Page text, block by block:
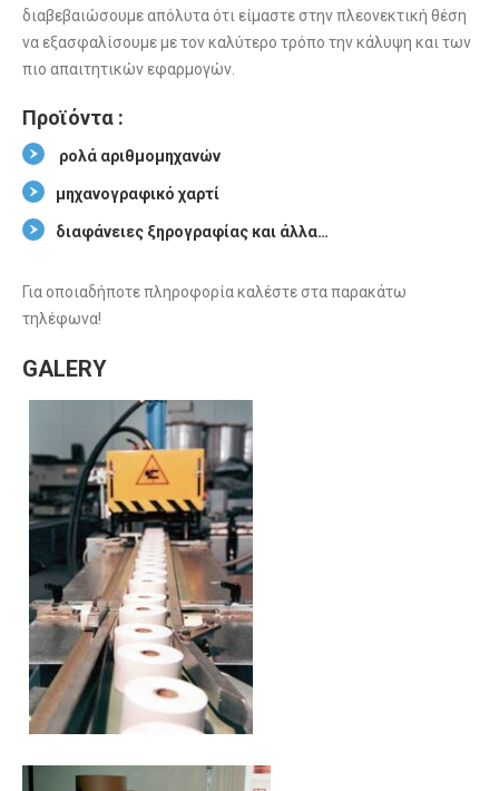
διαβεβαιώσουμε απόλυτα ότι είμαστε στην πλεονεκτική θέση
να εξασφαλίσουμε με τον καλύτερο τρόπο την κάλυψη και των
πιο απαιτητικών εφαρμογών.
Προϊόντα :
ρολά αριθμομηχανών
μηχανογραφικό χαρτί
διαφάνειες ξηρογραφίας και άλλα…
Για οποιαδήποτε πληροφορία καλέστε στα παρακάτω
τηλέφωνα!
GALERY